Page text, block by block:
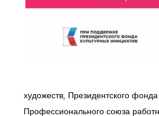
художеств, Президентского
Профессионального союза